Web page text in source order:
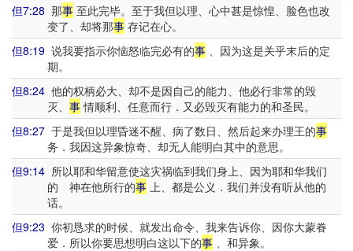
但7:28 那事 至此完毕。至于我但以理、心中甚是惊惶、脸色也改
变了、却将那事存记在心。
但8:19 说我要指示你恼怒临完必有的事 、因为这是关乎末后的定
期。
但8:24 他的权柄必大、却不是因自己的能力、他必行非常的毁
灭、 事情顺利、任意而行．又必毁灭有能力的和圣民。
但8:27 于是我但以理昏迷不醒、病了数日、然后起来办理王的事
务．我因这异象惊奇、却无人能明白其中的意思。
但9:14 所以耶和华留意使这灾祸临到我们身上、因为耶和华我们
的 神在他所行的事上、都是公义．我们并没有听从他的
话。
但9:23 你初恳求的时候、就发出命令、我来告诉你、因你大蒙眷
爱．所以你要思想明白这以下的事、和异象。